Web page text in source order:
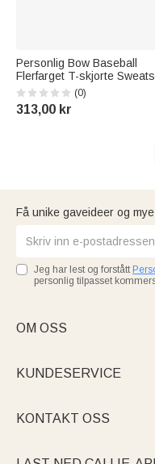
Personlig Bow Baseball
Flerfarget T-skjorte
Hettegenser med navn og
nummer Julegave til kvinner
Venner
(0)
313,00 kr
Få unike gaveideer og
Jeg har lest og forstått
personlig tilpasset
OM OSS
KUNDESERVICE
KONTAKT OSS